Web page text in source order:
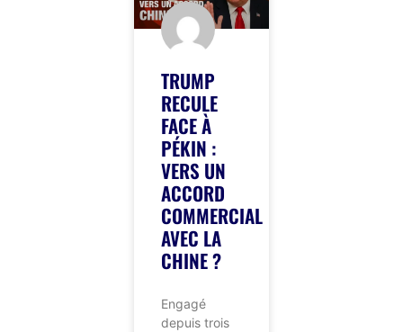
TRUMP
RECULE
FACE À
PÉKIN :
VERS UN
ACCORD
COMMERCIAL
AVEC LA
CHINE ?
Engagé
depuis trois